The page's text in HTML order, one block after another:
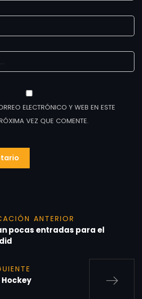
ELECTRÓNICO Y WEB EN ESTE
VEZ QUE COMENTE.
ANTERIOR
pocas entradas para el